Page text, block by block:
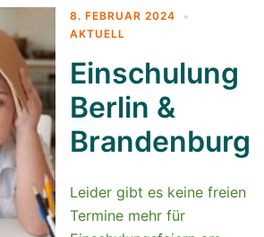
8. FEBRUAR 2024
AKTUELL
Einschulung
Berlin &
Brandenburg
Leider gibt es keine freien
Termine mehr für